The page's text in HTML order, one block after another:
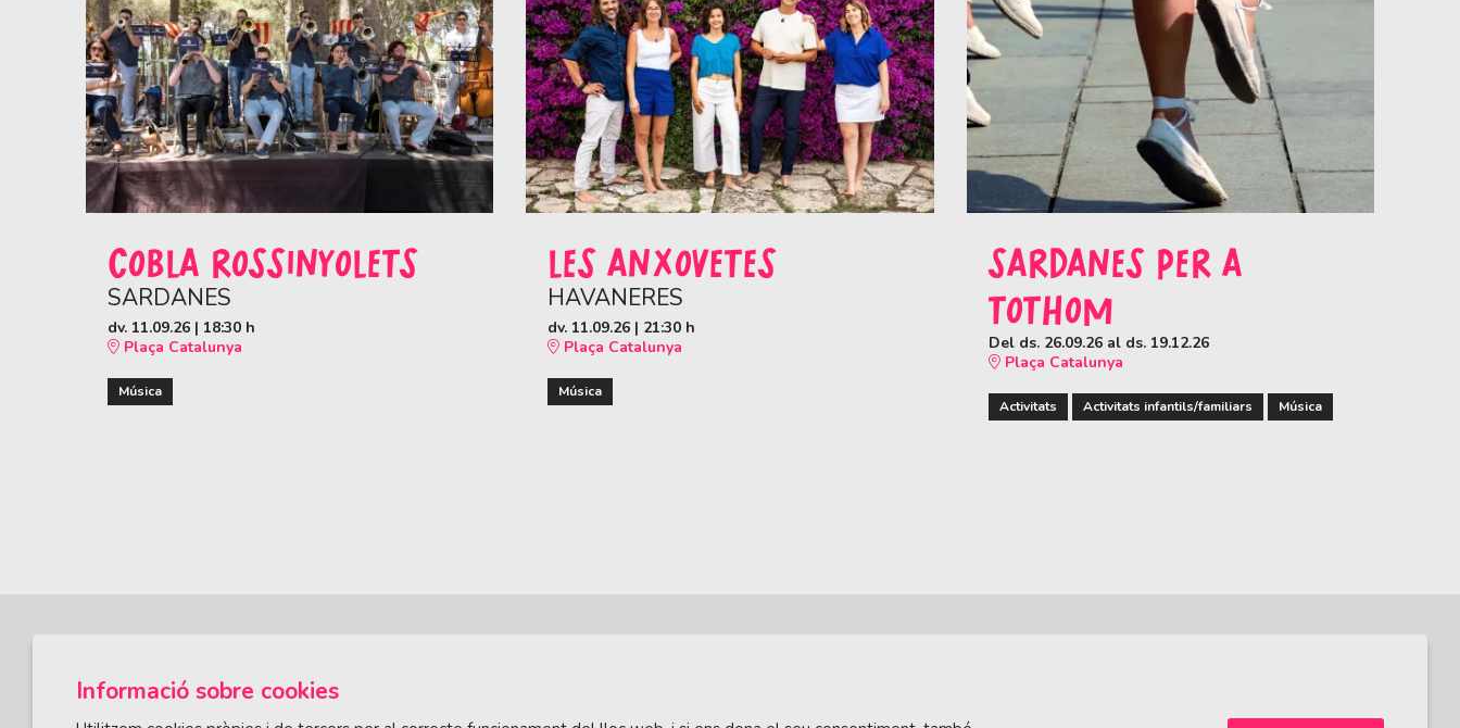
COBLA ROSSINYOLETS
SARDANES
dv. 11.09.26 | 18:30 h
Plaça Catalunya
Música
LES ANXOVETES
HAVANERES
dv. 11.09.26 | 21:30 h
Plaça Catalunya
Música
SARDANES PER A
TOTHOM
Del ds. 26.09.26al ds. 19.12.26
Plaça Catalunya
Activitats Activitats infantils/familiars Música
Informació sobre cookies